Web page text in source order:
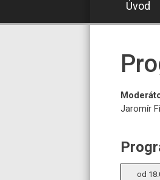
Úvod
Jaromír
od